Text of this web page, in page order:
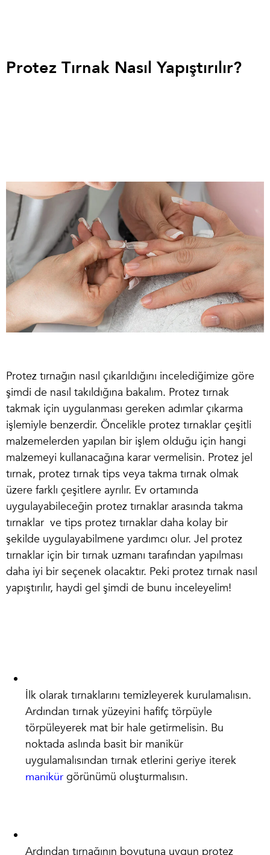
Protez Tırnak Nasıl Yapıştırılır?
Protez tırnağın nasıl çıkarıldığını incelediğimize göre
şimdi de nasıl takıldığına bakalım. Protez tırnak
takmak için uygulanması gereken adımlar çıkarma
işlemiyle benzerdir. Öncelikle protez tırnaklar çeşitli
malzemelerden yapılan bir işlem olduğu için hangi
malzemeyi kullanacağına karar vermelisin. Protez jel
tırnak, protez tırnak tips veya takma tırnak olmak
üzere farklı çeşitlere ayrılır. Ev ortamında
uygulayabileceğin protez tırnaklar arasında takma
tırnaklar ve tips protez tırnaklar daha kolay bir
şekilde uygulayabilmene yardımcı olur. Jel protez
tırnaklar için bir tırnak uzmanı tarafından yapılması
daha iyi bir seçenek olacaktır. Peki protez tırnak nasıl
yapıştırılır, haydi gel şimdi de bunu inceleyelim!
İlk olarak tırnaklarını temizleyerek kurulamalısın.
Ardından tırnak yüzeyini hafifç törpüyle
törpüleyerek mat bir hale getirmelisin. Bu
noktada aslında basit bir manikür
uygulamalısından tırnak etlerini geriye iterek
manikür görünümü oluşturmalısın.
Ardından tırnağının boyutuna uygun protez